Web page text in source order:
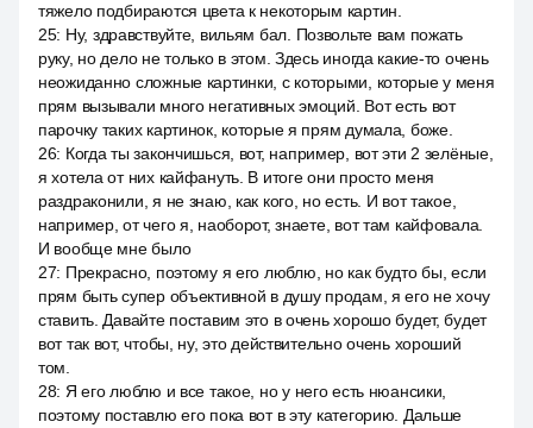
тяжело подбираются цвета к некоторым картин.
25: Ну, здравствуйте, вильям бал. Позвольте вам пожать
руку, но дело не только в этом. Здесь иногда какие-то очень
неожиданно сложные картинки, с которыми, которые у меня
прям вызывали много негативных эмоций. Вот есть вот
парочку таких картинок, которые я прям думала, боже.
26: Когда ты закончишься, вот, например, вот эти 2 зелёные,
я хотела от них кайфануть. В итоге они просто меня
раздраконили, я не знаю, как кого, но есть. И вот такое,
например, от чего я, наоборот, знаете, вот там кайфовала.
И вообще мне было
27: Прекрасно, поэтому я его люблю, но как будто бы, если
прям быть супер объективной в душу продам, я его не хочу
ставить. Давайте поставим это в очень хорошо будет, будет
вот так вот, чтобы, ну, это действительно очень хороший
том.
28: Я его люблю и все такое, но у него есть нюансики,
поэтому поставлю его пока вот в эту категорию. Дальше